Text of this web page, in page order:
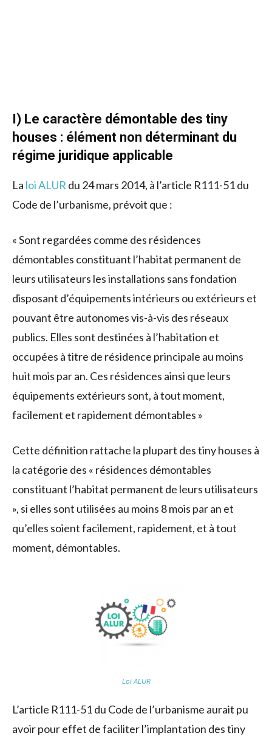
I) Le caractère démontable des tiny
houses : élément non déterminant du
régime juridique applicable
La loi ALUR du 24 mars 2014, à l’article R111-51 du
Code de l’urbanisme, prévoit que :
« Sont regardées comme des résidences
démontables constituant l’habitat permanent de
leurs utilisateurs les installations sans fondation
disposant d’équipements intérieurs ou extérieurs et
pouvant être autonomes vis-à-vis des réseaux
publics. Elles sont destinées à l’habitation et
occupées à titre de résidence principale au moins
huit mois par an. Ces résidences ainsi que leurs
équipements extérieurs sont, à tout moment,
facilement et rapidement démontables »
Cette définition rattache la plupart des tiny houses à
la catégorie des « résidences démontables
constituant l’habitat permanent de leurs utilisateurs
», si elles sont utilisées au moins 8 mois par an et
qu’elles soient facilement, rapidement, et à tout
moment, démontables.
Loi ALUR
L’article R111-51 du Code de l’urbanisme aurait pu
avoir pour effet de faciliter l’implantation des tiny